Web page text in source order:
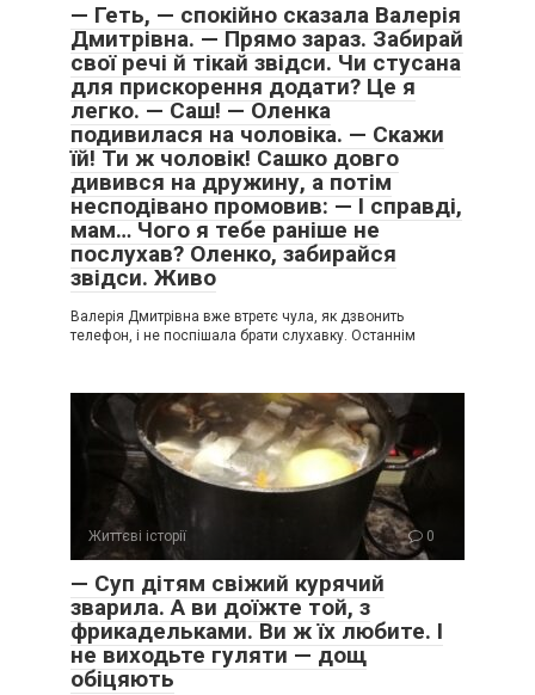
— Геть, — спокійно сказала Валерія
Дмитрівна. — Прямо зараз. Забирай
свої речі й тікай звідси. Чи стусана
для прискорення додати? Це я
легко. — Саш! — Оленка
подивилася на чоловіка. — Скажи
їй! Ти ж чоловік! Сашко довго
дивився на дружину, а потім
несподівано промовив: — І справді,
мам… Чого я тебе раніше не
послухав? Оленко, забирайся
звідси. Живо
Валерія Дмитрівна вже втретє чула, як дзвонить
телефон, і не поспішала брати слухавку. Останнім
Життєві історії 0
— Суп дітям свіжий курячий
зварила. А ви доїжте той, з
фрикадельками. Ви ж їх любите. І
не виходьте гуляти — дощ
обіцяють